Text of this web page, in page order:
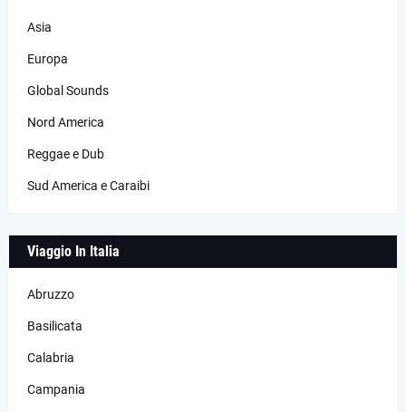
Asia
Europa
Global Sounds
Nord America
Reggae e Dub
Sud America e Caraibi
Viaggio In Italia
Abruzzo
Basilicata
Calabria
Campania